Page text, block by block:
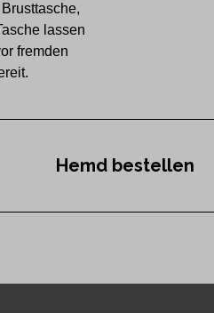
lassen
fremden
Hemd bestellen